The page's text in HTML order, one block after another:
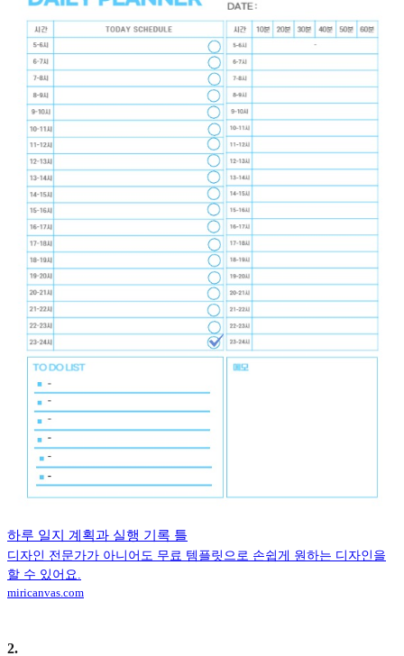
하루 일지 계획과 실행 기록 틀
디자인 전문가가 아니어도 무료 템플릿으로 손쉽게 원하는 디자인을
할 수 있어요.
miricanvas.com
2.